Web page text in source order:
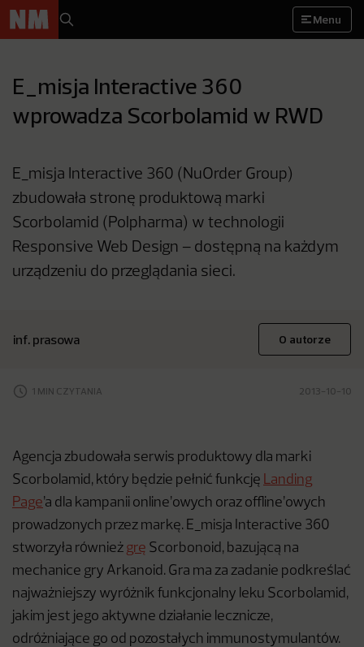
Menu
E_misja Interactive 360
wprowadza Scorbolamid w RWD
E_misja Interactive 360 (NuOrder Group)
zbudowała stronę produktową marki
Scorbolamid (Polpharma) w technologii
Responsive Web Design – dostępną na każdym
urządzeniu do przeglądania sieci.
inf. prasowa O autorze
1 MIN CZYTANIA 2013-10-10
Agencja zbudowała serwis produktowy dla marki
Scorbolamid, który będzie pełnić funkcję Landing
Page’a dla kampanii online’owych oraz offline’owych
prowadzonych przez markę. E_misja Interactive 360
stworzyła również grę Scorbonoid, bazującą na
mechanice gry Arkanoid. Gra ma za zadanie podkreślać
najważniejszy wyróżnik funkcjonalny leku Scorbolamid,
jakim jest jego aktywne działanie lecznicze,
odróżniające go od pozostałych immunostymulantów.